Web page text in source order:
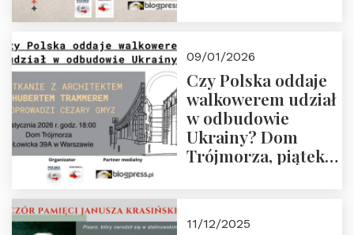
godz. 18:00.
Zapraszamy!
09/01/2026
Czy Polska oddaje
walkowerem udział
w odbudowie
Ukrainy? Dom
Trójmorza, piątek
11/12/2025